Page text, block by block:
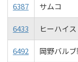
6387 サムコ
6433 ヒーハイス
6492 岡野バル